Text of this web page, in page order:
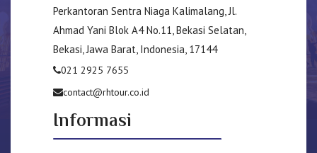
Perkantoran Sentra Niaga Kalimalang, Jl.
Ahmad Yani Blok A4 No.11, Bekasi Selatan,
Bekasi, Jawa Barat, Indonesia, 17144
021 2925 7655
contact@rhtour.co.id
Informasi